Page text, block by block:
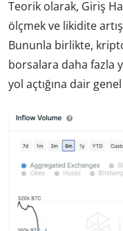
Teorik olarak, Giriş
ölçmek ve likidite
Bununla birlikte,
borsalara daha fazla
yol açtığına dair